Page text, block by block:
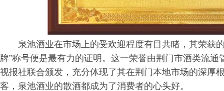
泉池酒业在市场上的受欢迎程度有目共睹，其荣
牌”称号便是最有力的证明。这一荣誉由荆门市酒类流
视报社联合颁发，充分体现了其在荆门本地市场的深厚
客，泉池酒业的散酒都成为了消费者的心头好。